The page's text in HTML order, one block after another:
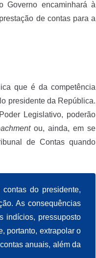
Governo encaminhará à
de contas para a
que é da competência
presidente da República.
Legislativo, poderão
ou, ainda, em se
de Contas quando
do presidente,
As consequências
indícios, pressuposto
portanto, extrapolar o
anuais, além da